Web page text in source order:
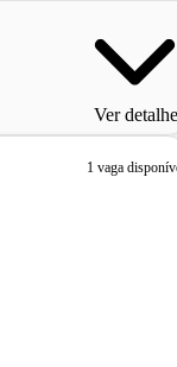
Ver
1 vaga